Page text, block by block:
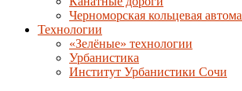
Черноморская кольцевая
Технологии
«Зелёные» технологии
Урбанистика
Институт Урбанистики Сочи